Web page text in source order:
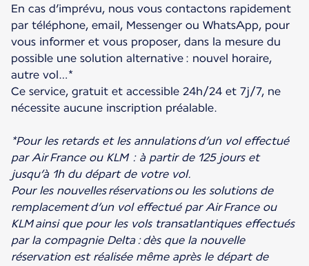
En cas d’imprévu, nous vous contactons rapidement
par téléphone, email, Messenger ou WhatsApp, pour
vous informer et vous proposer, dans la mesure du
possible une solution alternative : nouvel horaire,
autre vol…*
Ce service, gratuit et accessible 24h/24 et 7j/7, ne
nécessite aucune inscription préalable.
*Pour les retards et les annulations d’un vol effectué
par Air France ou KLM : à partir de 125 jours et
jusqu’à 1h du départ de votre vol.
Pour les nouvelles réservations ou les solutions de
remplacementd’un vol effectué par Air France ou
KLM ainsi que pour les vols transatlantiques effectués
par la compagnie Delta : dès que la nouvelle
réservation est réalisée même après le départ de